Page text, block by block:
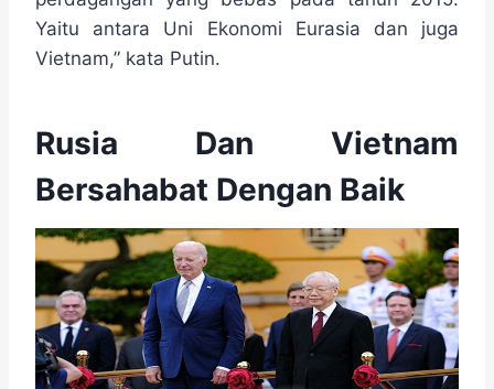
Yaitu antara Uni Ekonomi Eurasia dan juga
Vietnam,” kata Putin.
Rusia Dan Vietnam
Bersahabat Dengan Baik